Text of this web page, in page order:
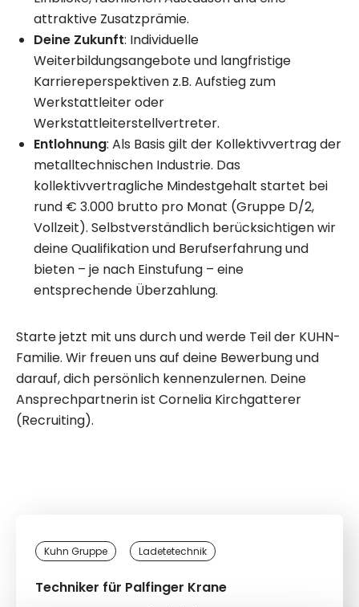
attraktive Zusatzprämie.
Deine Zukunft: Individuelle
Weiterbildungsangebote und langfristige
Karriereperspektiven z.B. Aufstieg zum
Werkstattleiter oder
Werkstattleiterstellvertreter.
Entlohnung: Als Basis gilt der Kollektivvertrag der
metalltechnischen Industrie. Das
kollektivvertragliche Mindestgehalt startet bei
rund € 3.000 brutto pro Monat (Gruppe D/2,
Vollzeit). Selbstverständlich berücksichtigen wir
deine Qualifikation und Berufserfahrung und
bieten – je nach Einstufung – eine
entsprechende Überzahlung.
Starte jetzt mit uns durch und werde Teil der KUHN-
Familie. Wir freuen uns auf deine Bewerbung und
darauf, dich persönlich kennenzulernen. Deine
Ansprechpartnerin ist Cornelia Kirchgatterer
(Recruiting).
Kuhn Gruppe Ladetetechnik
Techniker für Palfinger Krane